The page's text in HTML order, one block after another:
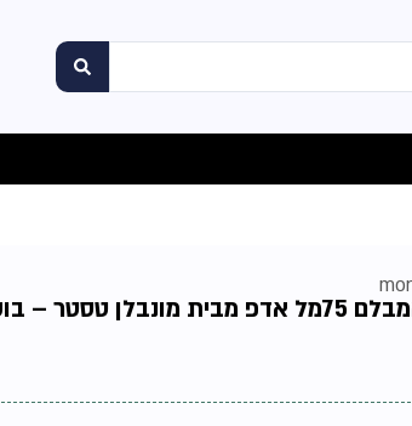
טסטר – בושם לאישה